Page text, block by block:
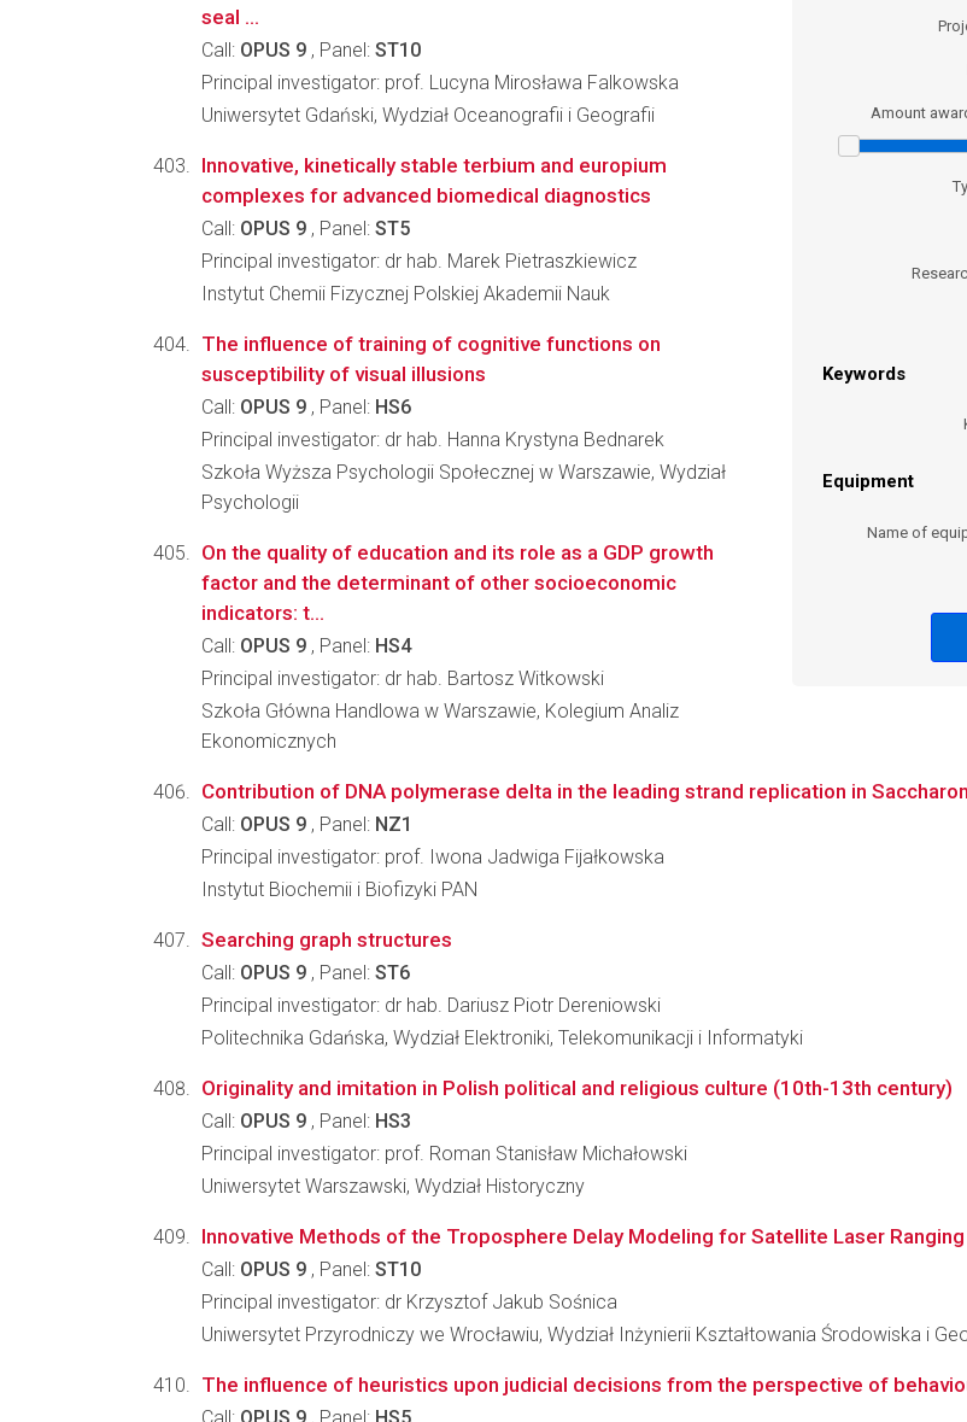
Amount
Keywords
Equipment
Name of
seal ...
Call: OPUS 9 , Panel: ST10
Principal investigator: prof. Lucyna Mirosława Falkowska
Uniwersytet Gdański, Wydział Oceanografii i Geografii
Innovative, kinetically stable terbium and europium
complexes for advanced biomedical diagnostics
Call: OPUS 9 , Panel: ST5
Principal investigator: dr hab. Marek Pietraszkiewicz
Instytut Chemii Fizycznej Polskiej Akademii Nauk
The influence of training of cognitive functions on
susceptibility of visual illusions
Call: OPUS 9 , Panel: HS6
Principal investigator: dr hab. Hanna Krystyna Bednarek
Szkoła Wyższa Psychologii Społecznej w Warszawie, Wydział
Psychologii
On the quality of education and its role as a GDP growth
factor and the determinant of other socioeconomic
indicators: t...
Call: OPUS 9 , Panel: HS4
Principal investigator: dr hab. Bartosz Witkowski
Szkoła Główna Handlowa w Warszawie, Kolegium Analiz
Ekonomicznych
Contribution of DNA polymerase delta in the leading strand replication in
Call: OPUS 9 , Panel: NZ1
Principal investigator: prof. Iwona Jadwiga Fijałkowska
Instytut Biochemii i Biofizyki PAN
Searching graph structures
Call: OPUS 9 , Panel: ST6
Principal investigator: dr hab. Dariusz Piotr Dereniowski
Politechnika Gdańska, Wydział Elektroniki, Telekomunikacji i Informatyki
Originality and imitation in Polish political and religious culture (10th-13th century)
Call: OPUS 9 , Panel: HS3
Principal investigator: prof. Roman Stanisław Michałowski
Uniwersytet Warszawski, Wydział Historyczny
Innovative Methods of the Troposphere Delay Modeling for Satellite Laser
Call: OPUS 9 , Panel: ST10
Principal investigator: dr Krzysztof Jakub Sośnica
Uniwersytet Przyrodniczy we Wrocławiu, Wydział Inżynierii Kształtowania Środowiska i
The influence of heuristics upon judicial decisions from the perspective of